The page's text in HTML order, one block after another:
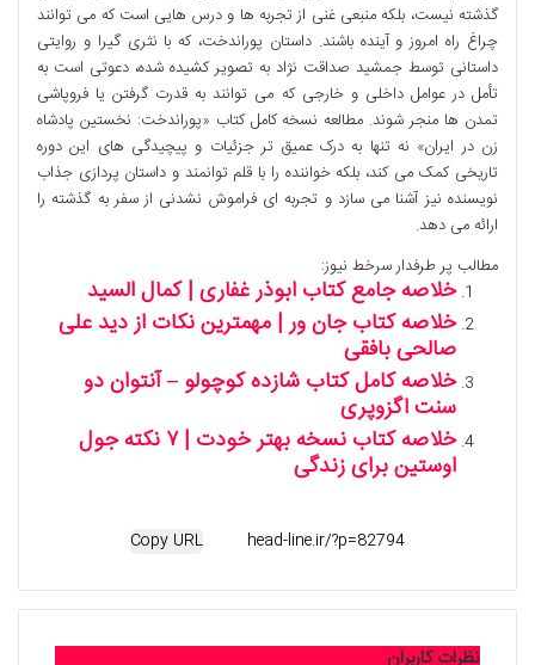
گذشته نیست، بلکه منبعی غنی از تجربه ها و درس هایی است که می توانند
چراغ راه امروز و آینده باشند. داستان پوراندخت، که با نثری گیرا و روایتی
داستانی توسط جمشید صداقت نژاد به تصویر کشیده شده، دعوتی است به
تأمل در عوامل داخلی و خارجی که می توانند به قدرت گرفتن یا فروپاشی
تمدن ها منجر شوند. مطالعه نسخه کامل کتاب «پوراندخت: نخستین پادشاه
زن در ایران» نه تنها به درک عمیق تر جزئیات و پیچیدگی های این دوره
تاریخی کمک می کند، بلکه خواننده را با قلم توانمند و داستان پردازی جذاب
نویسنده نیز آشنا می سازد و تجربه ای فراموش نشدنی از سفر به گذشته را
ارائه می دهد.
مطالب پر طرفدار سرخط نیوز:
خلاصه جامع کتاب ابوذر غفاری | کمال السید
خلاصه کتاب جان ور | مهمترین نکات از دید علی
صالحی بافقی
خلاصه کامل کتاب شازده کوچولو – آنتوان دو
سنت اگزوپری
خلاصه کتاب نسخه بهتر خودت | ۷ نکته جول
اوستین برای زندگی
Copy URL
نظرات کاربران